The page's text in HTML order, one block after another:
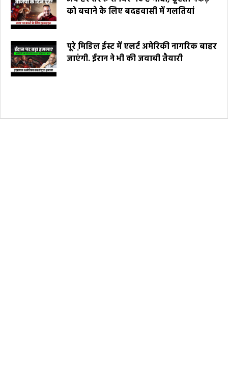
को बचाने के लिए बदहवासी में गलतियां
पूरे मि़डिल ईस्ट में एलर्ट अमेरिकी नागरिक बाहर
जाएंगी. ईरान ने भी की जवाबी तैयारी